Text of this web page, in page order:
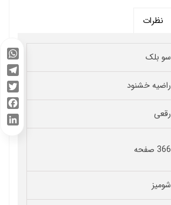
نظرات
سو بلک
راضیه خشنود
رقعی
366 صفحه
شومیز
WhatsApp
Telegram
Twitter
Facebook
LinkedIn